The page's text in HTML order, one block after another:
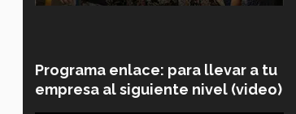
Programa enlace: para llevar a tu
empresa al siguiente nivel (video)